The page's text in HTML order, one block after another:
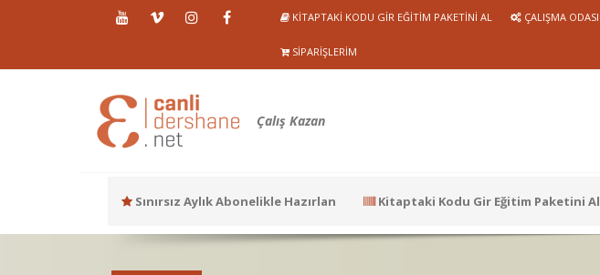
KITAPTAKI KODU GIR EĞITIM PAKETINI AL ÇALIŞMA ODASI
SIPARIŞLERIM
Çalış Kazan
Sınırsız Aylık Abonelikle Hazırlan Kitaptaki Kodu Gir Eğitim Paketini Al